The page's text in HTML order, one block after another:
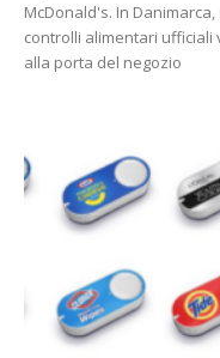
McDonald's. In
controlli alimentari
alla porta del negozio